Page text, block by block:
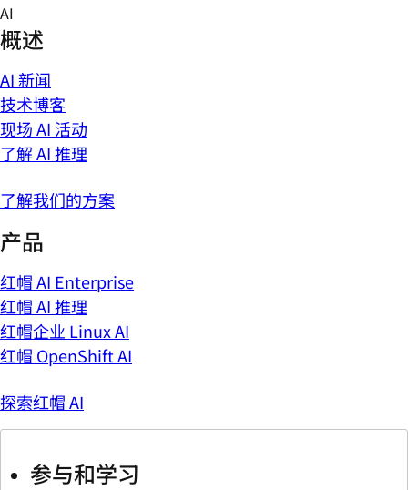
Skip
to
content
AI
概述
AI 新闻
技术博客
现场 AI 活动
了解 AI 推理
了解我们的方案
产品
红帽 AI Enterprise
红帽 AI 推理
红帽企业 Linux AI
红帽 OpenShift AI
探索红帽 AI
参与和学习